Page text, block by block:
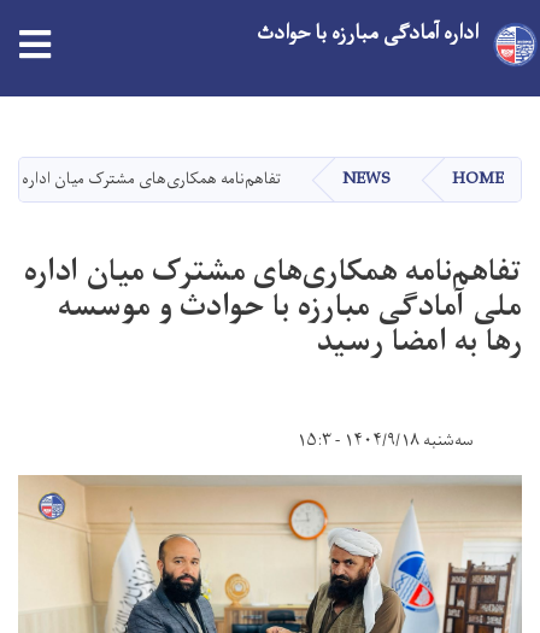
main
content
اداره آمادگی مبارزه با حوادث
HOME
NEWS تفاهم‌نامه همکاری‌های مشترک میان اداره
تفاهم‌نامه همکاری‌های مشترک میان اداره
ملی آمادگی مبارزه با حوادث و موسسه
رها به امضا رسید
سه‌شنبه ۱۴۰۴/۹/۱۸ - ۱۵:۳